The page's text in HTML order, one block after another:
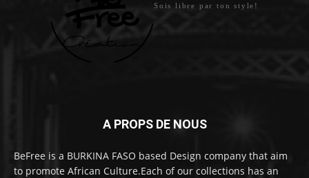
Sois libre par ton style!
A PROPS DE NOUS
BeFree is a BURKINA FASO based Design company that aim
to promote African Culture.Each of our collections has an